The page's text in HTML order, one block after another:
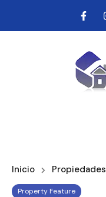
Inicio Propiedades
Property Feature